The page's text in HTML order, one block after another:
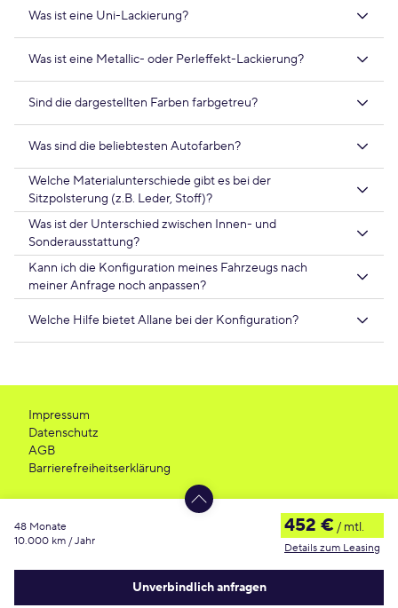
Was ist eine Uni-Lackierung?
Was ist eine Metallic- oder Perleffekt-Lackierung?
Sind die dargestellten Farben farbgetreu?
Was sind die beliebtesten Autofarben?
Welche Materialunterschiede gibt es bei der
Sitzpolsterung (z.B. Leder, Stoff)?
Was ist der Unterschied zwischen Innen- und
Sonderausstattung?
Kann ich die Konfiguration meines Fahrzeugs nach
meiner Anfrage noch anpassen?
Welche Hilfe bietet Allane bei der Konfiguration?
48 Monate
10.000 km / Jahr
452 € / mtl.
Details zum Leasing
Unverbindlich anfragen
Impressum
Datenschutz
AGB
Barrierefreiheitserklärung